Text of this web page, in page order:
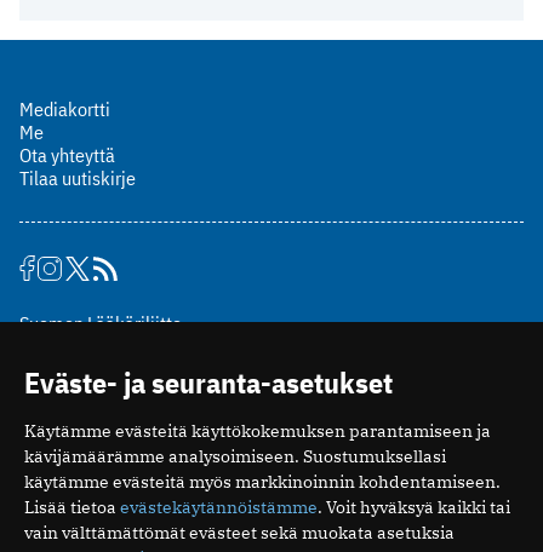
Mediakortti
Me
Ota yhteyttä
Tilaa uutiskirje
Suomen Lääkäriliitto
00510 Helsinki
puh. (09) 393 091
toimitus@potilaanlaakarilehti.fi
ISSN 2323-9476
Eväste- ja seuranta-asetukset
Käytämme evästeitä käyttökokemuksen parantamiseen ja
kävijämäärämme analysoimiseen. Suostumuksellasi
käytämme evästeitä myös markkinoinnin kohdentamiseen.
Lisää tietoa evästekäytännöistämme. Voit hyväksyä kaikki tai
vain välttämättömät evästeet sekä muokata asetuksia